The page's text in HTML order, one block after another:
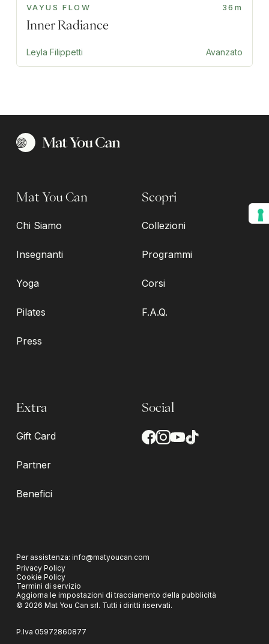
VAYUS FLOW 36m
Inner Radiance
Leyla Filippetti Avanzato
Mat You Can
Chi Siamo
Insegnanti
Yoga
Pilates
Press
Scopri
Collezioni
Programmi
Corsi
F.A.Q.
Extra
Gift Card
Partner
Benefici
Social
Per assistenza: info@matyoucan.com
Privacy Policy
Cookie Policy
Termini di servizio
Aggiorna le impostazioni di tracciamento della pubblicità
© 2026 Mat You Can srl. Tutti i diritti riservati.
P.Iva 05972860877